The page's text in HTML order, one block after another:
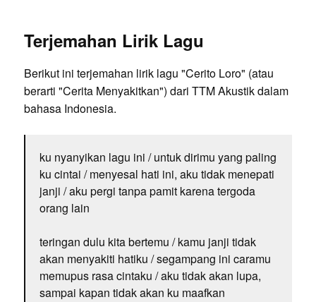
Terjemahan Lirik Lagu
Berikut ini terjemahan lirik lagu "Cerito Loro" (atau
berarti "Cerita Menyakitkan") dari TTM Akustik dalam
bahasa Indonesia.
ku nyanyikan lagu ini / untuk dirimu yang paling
ku cintai / menyesal hati ini, aku tidak menepati
janji / aku pergi tanpa pamit karena tergoda
orang lain
teringan dulu kita bertemu / kamu janji tidak
akan menyakiti hatiku / segampang ini caramu
memupus rasa cintaku / aku tidak akan lupa,
sampai kapan tidak akan ku maafkan